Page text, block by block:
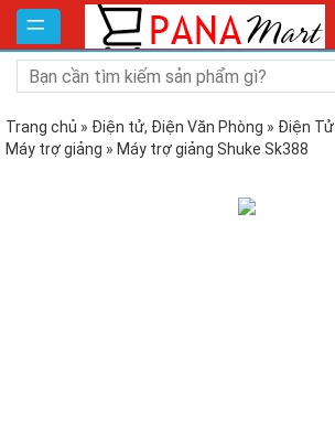
DANH
MỤC
SẢN
PHẨM
Trang chủ » Điện tử, Điện Văn Phòng » Điện Tử
Máy trợ giảng » Máy trợ giảng Shuke Sk388